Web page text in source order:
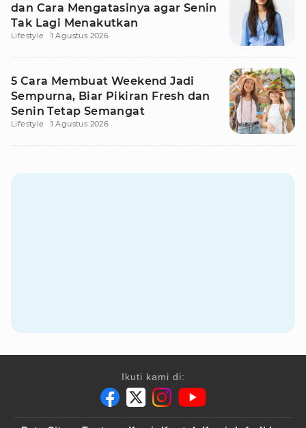
dan Cara Mengatasinya agar Senin
Tak Lagi Menakutkan
Lifestyle 1 Agustus 2026
5 Cara Membuat Weekend Jadi
Sempurna, Biar Pikiran Fresh dan
Senin Tetap Semangat
Lifestyle 1 Agustus 2026
Ikuti kami di: